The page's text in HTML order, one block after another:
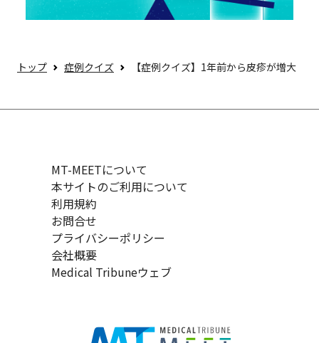
トップ 症例クイズ 【症例クイズ】1年前から皮疹が増大
MT-MEETについて
本サイトのご利用について
利用規約
お問合せ
プライバシーポリシー
会社概要
Medical Tribuneウェブ